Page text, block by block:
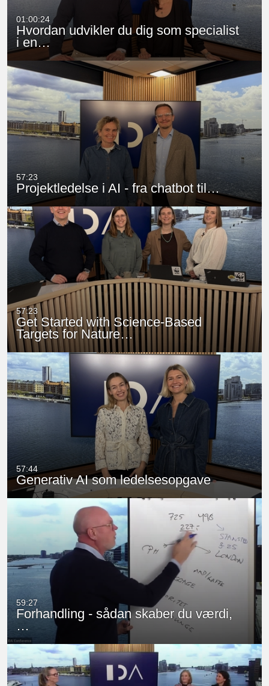
01:00:24
Hvordan udvikler du dig som specialist
i en…
57:23
Projektledelse i AI - fra chatbot til…
57:23
Get Started with Science-Based
Targets for Nature…
57:44
Generativ AI som ledelsesopgave
59:27
Forhandling - sådan skaber du værdi,
…